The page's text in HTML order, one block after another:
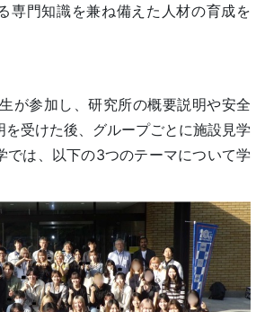
専門知識を兼ね備えた人材の育成を
が参加し、研究所の概要説明や安全
を受けた後、グループごとに施設見学
では、以下の3つのテーマについて学